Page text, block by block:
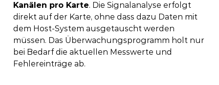
Kanälen pro Karte. Die Signalanalyse erfolgt
direkt auf der Karte, ohne dass dazu Daten mit
dem Host-System ausgetauscht werden
müssen. Das Überwachungsprogramm holt nur
bei Bedarf die aktuellen Messwerte und
Fehlereinträge ab.